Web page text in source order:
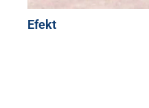
Efekt